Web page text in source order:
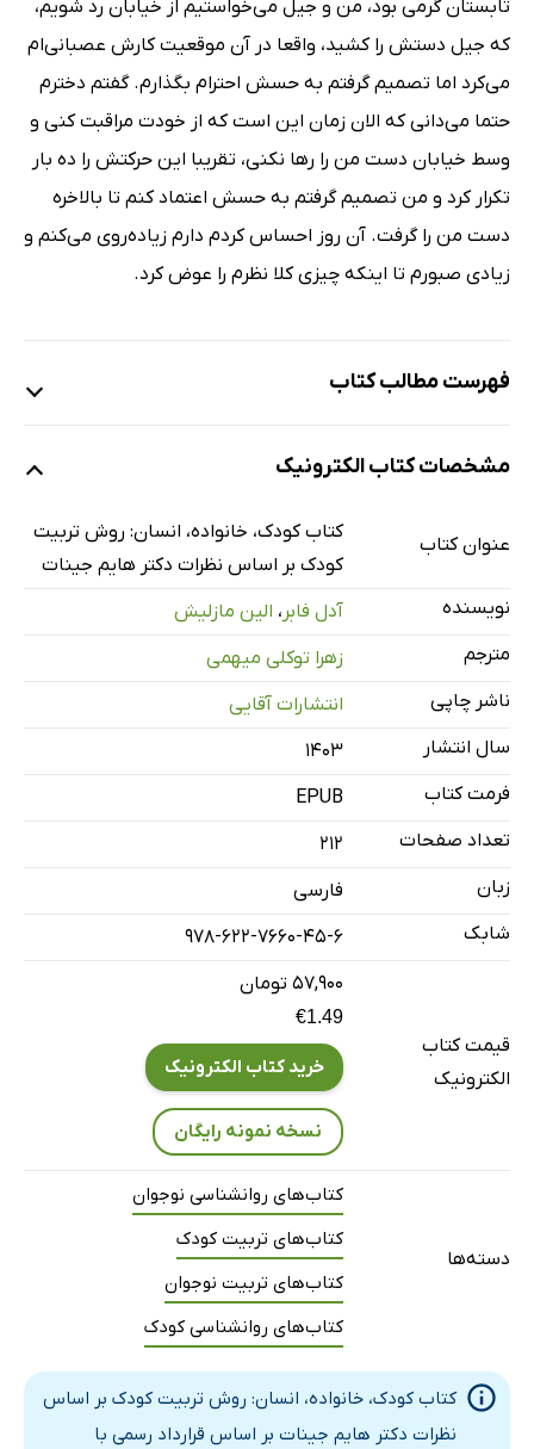
تابستان گرمی بود، من و جیل می‌خواستیم از خیابان رد شویم،
که جیل دستش را کشید، واقعا در آن موقعیت کارش عصبانی‌ام
می‌کرد اما تصمیم گرفتم به حسش احترام بگذارم. گفتم دخترم
حتما می‌دانی که الان زمان این است که از خودت مراقبت کنی و
وسط خیابان دست من را رها نکنی، تقریبا این حرکتش را ده بار
تکرار کرد و من تصمیم گرفتم به حسش اعتماد کنم تا بالاخره
دست من را گرفت. آن روز احساس کردم دارم زیاده‌روی می‌کنم و
زیادی صبورم تا اینکه چیزی کلا نظرم را عوض کرد.
فهرست مطالب کتاب
هیولای درون
مشخصات کتاب الکترونیک
عنوان کتاب
کتاب کودک، خانواده، انسان: روش تربیت
کودک بر اساس نظرات دکتر هایم جینات
نویسنده
آدل فابر ، الین مازلیش
مترجم
زهرا توکلی میهمی
ناشر چاپی
انتشارات آقایی
سال انتشار
۱۴۰۳
فرمت کتاب
EPUB
تعداد صفحات
212
زبان
فارسی
شابک
978-622-7660-45-6
قیمت کتاب
الکترونیک
۵۷,۹۰۰ تومان
€1.49
خرید کتاب الکترونیک
نسخه نمونه رایگان
دسته‌ها
کتاب‌های روانشناسی نوجوان
کتاب‌های تربیت کودک
کتاب‌های تربیت نوجوان
کتاب‌های روانشناسی کودک
کتاب کودک، خانواده، انسان: روش تربیت کودک بر اساس
نظرات دکتر هایم جینات بر اساس قرارداد رسمی با